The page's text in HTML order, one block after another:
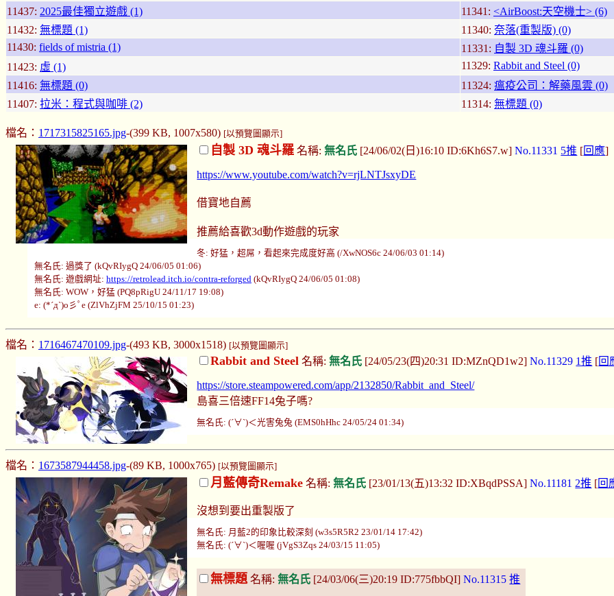
11437: 2025最佳獨立遊戲 (1) 11341: <AirBoost:天空機士> (6)
11432: 無標題 (1) 11340: 奈落(重製版) (0)
11430: fields of mistria (1) 11331: 自製 3D 魂斗羅 (0)
11423: 虛 (1) 11329: Rabbit and Steel (0)
11416: 無標題 (0) 11324: 瘟疫公司：解藥風雲 (0)
11407: 拉米：程式與咖啡 (2) 11314: 無標題 (0)
檔名： 1717315825165.jpg-(399 KB, 1007x580) [以預覽圖顯示]
自製 3D 魂斗羅 名稱:無名氏 [24/06/02(日)16:10 ID:6Kh6S7.w]No.11331 5推 [回應]
https://www.youtube.com/watch?v=rjLNTJsxyDE
借寶地自薦
推薦給喜歡3d動作遊戲的玩家
冬: 好猛，超屌，看起來完成度好高 (/XwNOS6c 24/06/03 01:14)
無名氏: 過獎了 (kQvRIygQ 24/06/05 01:06)
無名氏: 遊戲網址: https://retrolead.itch.io/contra-reforged (kQvRIygQ 24/06/05 01:08)
無名氏: WOW，好猛 (PQ8pRigU 24/11/17 19:08)
e: (*´д`)o彡ﾟe (ZlVhZjFM 25/10/15 01:23)
檔名： 1716467470109.jpg-(493 KB, 3000x1518) [以預覽圖顯示]
Rabbit and Steel 名稱:無名氏 [24/05/23(四)20:31 ID:MZnQD1w2]No.11329 1推 [回
https://store.steampowered.com/app/2132850/Rabbit_and_Steel/
島喜三倍速FF14兔子嗎?
無名氏: (´∀`)＜光害兔兔 (EMS0hHhc 24/05/24 01:34)
檔名： 1673587944458.jpg-(89 KB, 1000x765) [以預覽圖顯示]
月藍傳奇Remake 名稱:無名氏 [23/01/13(五)13:32 ID:XBqdPSSA]No.11181 2推 [回
沒想到要出重製版了
無名氏: 月藍2的印象比較深刻 (w3s5R5R2 23/01/14 17:42)
無名氏: (´∀`)＜喔喔 (jVgS3Zqs 24/03/15 11:05)
無標題 名稱:無名氏 [24/03/06(三)20:19 ID:775fbbQI]No.11315 推